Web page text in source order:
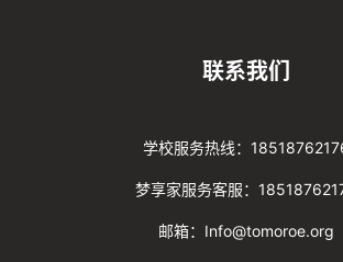
联系我们
学校服务热线：
梦享家服务客服：
邮箱：Info@tomoroe.org